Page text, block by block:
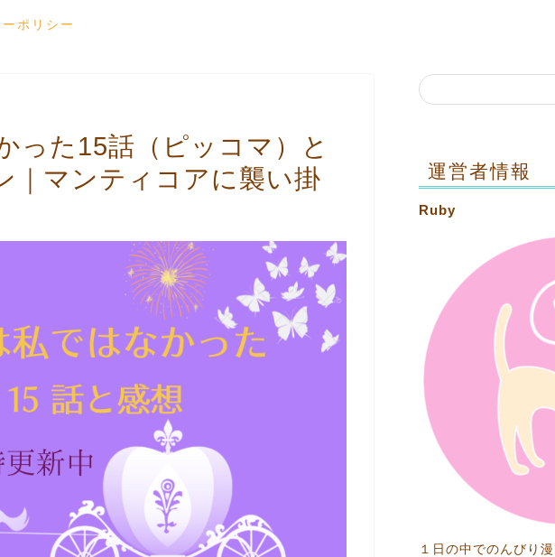
ポリシー
った15話（ピッコマ）と
｜マンティコアに襲い掛
運営者情報
Ruby
１日の中でのんびり